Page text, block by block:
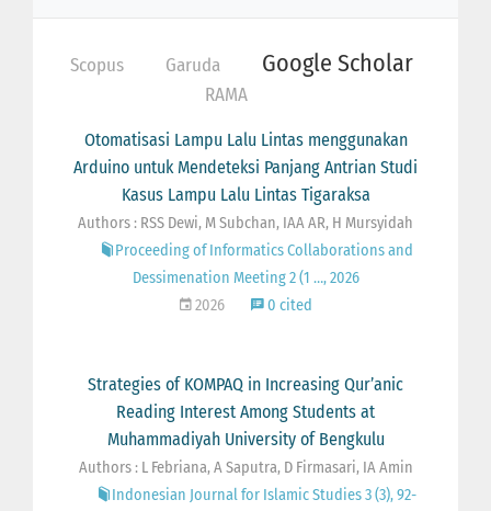
Scopus Garuda Google Scholar
RAMA
Otomatisasi Lampu Lalu Lintas menggunakan
Arduino untuk Mendeteksi Panjang Antrian Studi
Kasus Lampu Lalu Lintas Tigaraksa
Authors : RSS Dewi, M Subchan, IAA AR, H Mursyidah
Proceeding of Informatics Collaborations and
Dessimenation Meeting 2 (1 …, 2026
2026
0 cited
Strategies of KOMPAQ in Increasing Qur’anic
Reading Interest Among Students at
Muhammadiyah University of Bengkulu
Authors : L Febriana, A Saputra, D Firmasari, IA Amin
Indonesian Journal for Islamic Studies 3 (3), 92-